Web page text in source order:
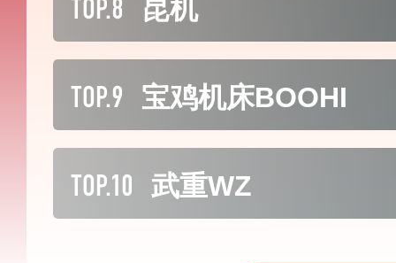
昆机
TOP.9 宝鸡机床BOOHI
TOP.10 武重WZ